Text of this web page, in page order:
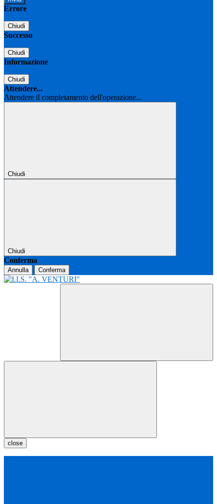
Errore
Chiudi
Successo
Chiudi
Informazione
Chiudi
Attendere...
Attendere il completamento dell'operazione...
Chiudi
Chiudi
Conferma
Annulla Conferma
close